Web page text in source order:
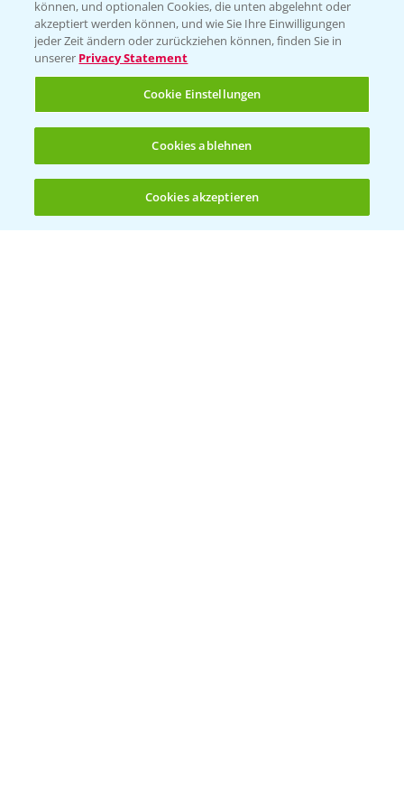
(noch 4)
Wetter Aktuell
BROSCHÜREN
Saatgut
Sonderkulturen
Verantwortung & Sorgfalt
können, und optionalen Cookies, die unten abgelehnt oder
akzeptiert werden können, und wie Sie Ihre Einwilligungen
jeder Zeit ändern oder zurückziehen können, finden Sie in
unserer Privacy Statement
Cookie Einstellungen
Cookies ablehnen
Cookies akzeptieren